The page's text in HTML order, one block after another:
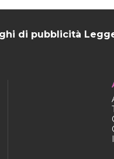
di pubblicità